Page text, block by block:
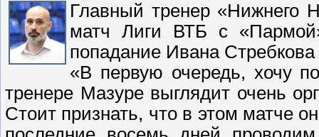
Главный тренер «Нижнего
матч Лиги ВТБ с
попадание Ивана
«В первую очередь, хочу
тренере Мазуре выглядит очень
Стоит признать, что в этом матче